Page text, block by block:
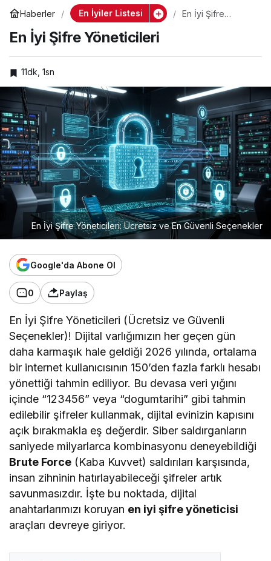
En İyi Anahtar Kelime Araştırma Araçları
Haberler En İyiler Listesi
En İyi Şifre
En İyi Şifre Yöneticileri
11dk, 1sn
En İyi Şifre Yöneticileri: Ücretsiz ve En Güvenli Seçenekler
Google'da Abone Ol
0 Paylaş
En İyi Şifre Yöneticileri (Ücretsiz ve Güvenli
Seçenekler)! Dijital varlığımızın her geçen gün
daha karmaşık hale geldiği 2026 yılında, ortalama
bir internet kullanıcısının 150’den fazla farklı hesabı
yönettiği tahmin ediliyor. Bu devasa veri yığını
içinde “123456” veya “dogumtarihi” gibi tahmin
edilebilir şifreler kullanmak, dijital evinizin kapısını
açık bırakmakla eş değerdir. Siber saldırganların
saniyede milyarlarca kombinasyonu deneyebildiği
Brute Force (Kaba Kuvvet) saldırıları karşısında,
insan zihninin hatırlayabileceği şifreler artık
savunmasızdır. İşte bu noktada, dijital
anahtarlarımızı koruyan en iyi şifre yöneticisi
araçları devreye giriyor.